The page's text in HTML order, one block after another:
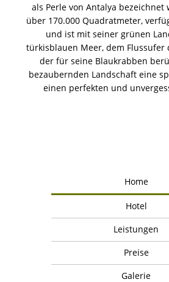
als Perle von Antalya bezeichnet
über 170.000 Quadratmeter,
und ist mit seiner grünen
türkisblauen Meer, dem Flussufer
der für seine Blaukrabben
bezaubernden Landschaft eine
einen perfekten und
Home
Hotel
Leistungen
Preise
Galerie